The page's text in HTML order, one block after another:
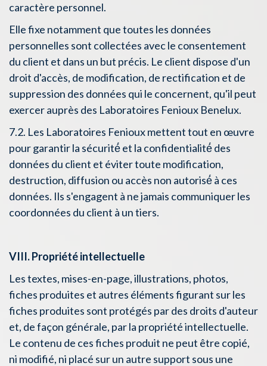
caractère personnel.
Elle fixe notamment que toutes les données
personnelles sont collectées avec le consentement
du client et dans un but précis. Le client dispose d'un
droit d'accès, de modification, de rectification et de
suppression des données qui le concernent, qu'il peut
exercer auprès des Laboratoires Fenioux Benelux.
7.2. Les Laboratoires Fenioux mettent tout en œuvre
pour garantir la sécurité́ et la confidentialité́ des
données du client et éviter toute modification,
destruction, diffusion ou accès non autorisé́ à ces
données. Ils s'engagent à ne jamais communiquer les
coordonnées du client à un tiers.
VIII. Propriété intellectuelle
Les textes, mises-en-page, illustrations, photos,
fiches produites et autres éléments figurant sur les
fiches produites sont protégés par des droits d'auteur
et, de façon générale, par la propriété intellectuelle.
Le contenu de ces fiches produit ne peut être copié,
ni modifié, ni placé sur un autre support sous une